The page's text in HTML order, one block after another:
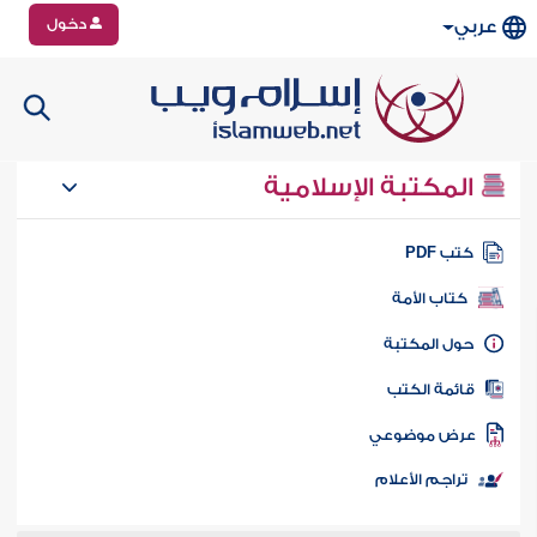
عربي دخول
المكتبة الإسلامية
كتب PDF
كتاب الأمة
المكتبة
الكتب
موضوعي